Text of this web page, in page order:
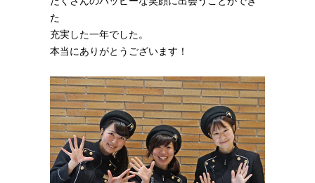
た
充実した一年でした。
本当にありがとうございます！